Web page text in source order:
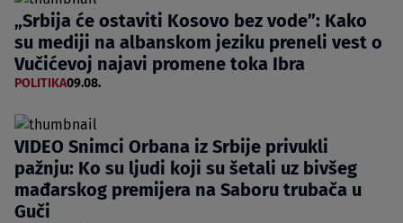
„Srbija će ostaviti Kosovo bez vode”: Kako
su mediji na albanskom jeziku preneli vest o
Vučićevoj najavi promene toka Ibra
POLITIKA09.08.
VIDEO Snimci Orbana iz Srbije privukli
pažnju: Ko su ljudi koji su šetali uz bivšeg
mađarskog premijera na Saboru trubača u
Guči